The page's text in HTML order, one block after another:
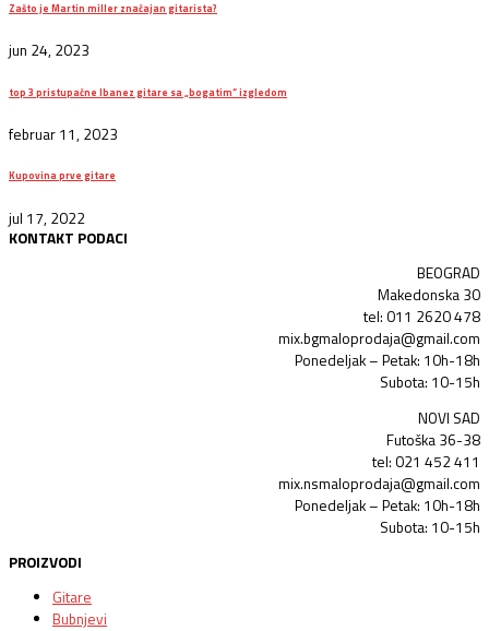
Zašto je Martin miller značajan gitarista?
jun 24, 2023
top 3 pristupačne Ibanez gitare sa „bogatim“ izgledom
februar 11, 2023
Kupovina prve gitare
jul 17, 2022
KONTAKT PODACI
BEOGRAD
Makedonska 30
tel: 011 2620 478
mix.bgmaloprodaja@gmail.com
Ponedeljak – Petak: 10h-18h
Subota: 10-15h
NOVI SAD
Futoška 36-38
tel: 021 452 411
mix.nsmaloprodaja@gmail.com
Ponedeljak – Petak: 10h-18h
Subota: 10-15h
PROIZVODI
Gitare
Bubnjevi